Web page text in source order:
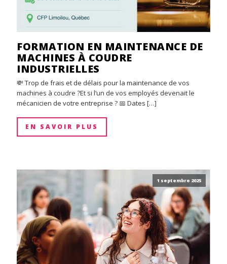
FORMATION EN MAINTENANCE DE
MACHINES À COUDRE
INDUSTRIELLES
💸 Trop de frais et de délais pour la maintenance de vos
machines à coudre ?Et si l’un de vos employés devenait le
mécanicien de votre entreprise ? 📅 Dates […]
EN SAVOIR PLUS
1 septembre 2025